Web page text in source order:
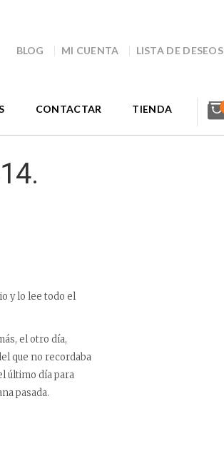
BLOG MI CUENTA LISTA DE DESEOS
CONTACTAR TIENDA
y lo lee todo el
el otro día,
que no recordaba
último día para
pasada.